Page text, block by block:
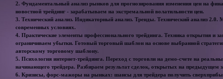
2. Фундаментальный анализ рынков для прогнозирования изменения цен на
новостной трейдинг - зарабатываем на экстремальной волатильности цен.
3. Технический анализ. Индикаторный анализ. Тренды. Технический анализ
современных условиях.
4. Практические элементы профессионального трейдинга. Техника открытия и
ограничиваем убытки. Готовый торговый шаблон на основе выбранной
авторскому торговому шаблону.
5. Психология интернет-трейдинга. Переход с торговли на демо-счете на
начинающего трейдера. Разбираем результат сделок, открытых на
6. Кризисы, форс-мажоры на рынках: шансы для трейдера получить